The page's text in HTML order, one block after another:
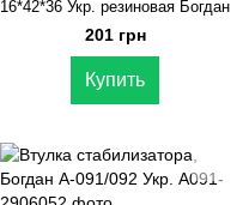
16*42*36 Укр. резиновая Богдан
201 грн
Купить